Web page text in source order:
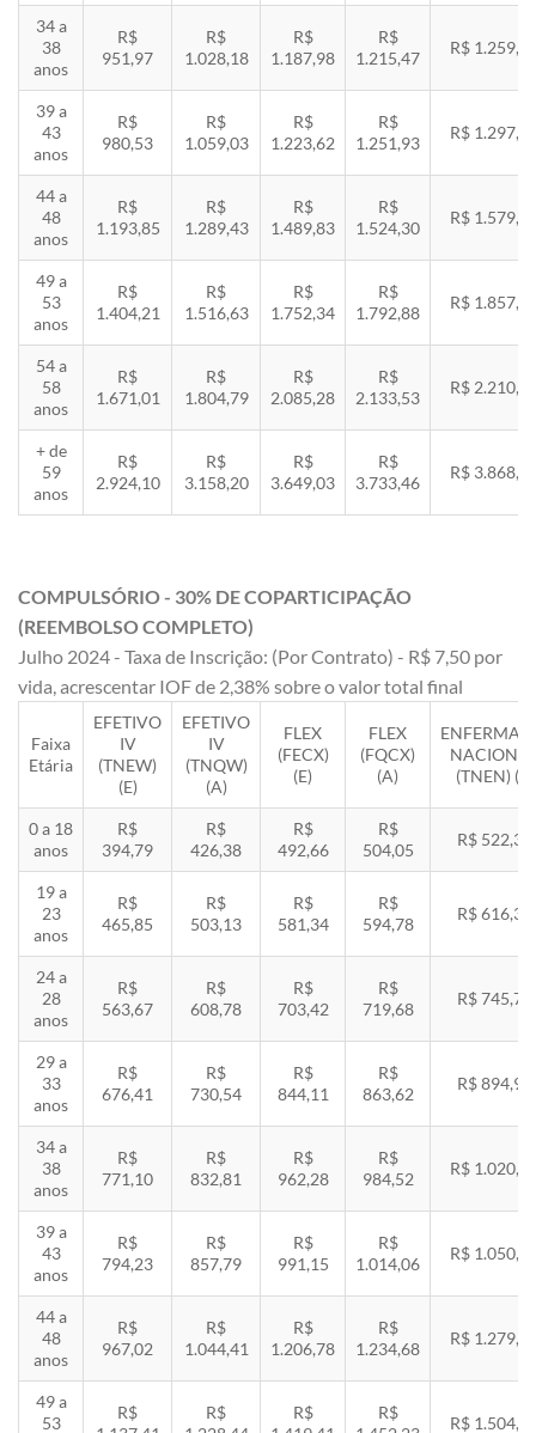
34 a
38
anos
R$
951,97
R$
1.028,18
R$
1.187,98
R$
1.215,47
R$
39 a
43
anos
R$
980,53
R$
1.059,03
R$
1.223,62
R$
1.251,93
R$
44 a
48
anos
R$
1.193,85
R$
1.289,43
R$
1.489,83
R$
1.524,30
R$
49 a
53
anos
R$
1.404,21
R$
1.516,63
R$
1.752,34
R$
1.792,88
R$
54 a
58
anos
R$
1.671,01
R$
1.804,79
R$
2.085,28
R$
2.133,53
R$
+ de
59
anos
R$
2.924,10
R$
3.158,20
R$
3.649,03
R$
3.733,46
R$
COMPULSÓRIO - 30% DE COPARTICIPAÇÃO
(REEMBOLSO COMPLETO)
Julho 2024 - Taxa de Inscrição: (Por Contrato) - R$ 7,50 por
vida, acrescentar IOF de 2,38% sobre o valor total final
Faixa
Etária
EFETIVO
IV
(TNEW)
(E)
EFETIVO
IV
(TNQW)
(A)
FLEX
(FECX)
(E)
FLEX
(FQCX)
(A)
(TNEN) (E)
0 a 18
anos
R$
394,79
R$
426,38
R$
492,66
R$
504,05
R$ 522,33
19 a
23
anos
R$
465,85
R$
503,13
R$
581,34
R$
594,78
R$ 616,35
24 a
28
anos
R$
563,67
R$
608,78
R$
703,42
R$
719,68
R$ 745,78
29 a
33
anos
R$
676,41
R$
730,54
R$
844,11
R$
863,62
R$ 894,94
34 a
38
anos
R$
771,10
R$
832,81
R$
962,28
R$
984,52
R$
39 a
43
anos
R$
794,23
R$
857,79
R$
991,15
R$
1.014,06
R$
44 a
48
anos
R$
967,02
R$
1.044,41
R$
1.206,78
R$
1.234,68
R$
49 a
53
R$
R$
R$
R$
R$